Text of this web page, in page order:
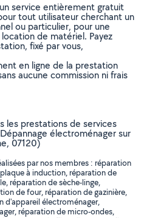
service entièrement gratuit
tout utilisateur cherchant un
ou particulier, pour une
de matériel. Payez
fixé par vous,
en ligne de la prestation
aucune commission ni frais
les prestations de services
électroménager sur
07120)
par nos membres : réparation
à induction, réparation de
réparation de sèche-linge,
de four, réparation de gazinière,
d'appareil électroménager,
réparation de micro-ondes,